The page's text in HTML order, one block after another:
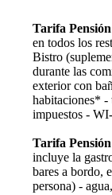
Tarifa
en todos los
Bistro
durante las
exterior con
habitaciones* -
impuestos -
Tarifa
incluye la
bares a bordo,
persona) -